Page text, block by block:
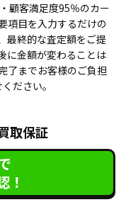
顧客満足度95％のカー
項目を入力するだけの
最終的な査定額をご提
に金額が変わることは
了までお客様のご負担
ださい。
取保証
！